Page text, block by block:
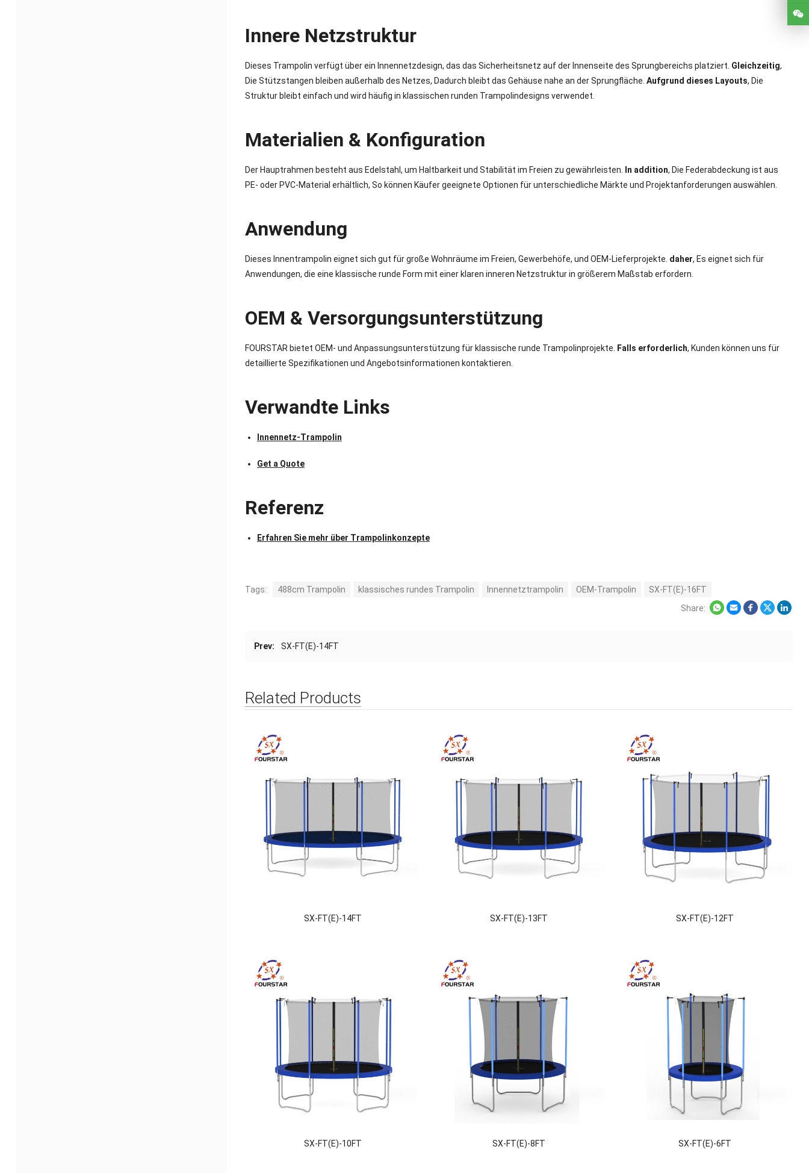
Innere Netzstruktur
Dieses Trampolin verfügt über ein Innennetzdesign, das das Sicherheitsnetz auf der Innenseite des Sprungbereichs platziert. Gleichzeitig,
Die Stützstangen bleiben außerhalb des Netzes, Dadurch bleibt das Gehäuse nahe an der Sprungfläche. Aufgrund dieses Layouts, Die
Struktur bleibt einfach und wird häufig in klassischen runden Trampolindesigns verwendet.
Materialien & Konfiguration
Der Hauptrahmen besteht aus Edelstahl, um Haltbarkeit und Stabilität im Freien zu gewährleisten. In addition, Die Federabdeckung ist aus
PE- oder PVC-Material erhältlich, So können Käufer geeignete Optionen für unterschiedliche Märkte und Projektanforderungen auswählen.
Anwendung
Dieses Innentrampolin eignet sich gut für große Wohnräume im Freien, Gewerbehöfe, und OEM-Lieferprojekte. daher, Es eignet sich für
Anwendungen, die eine klassische runde Form mit einer klaren inneren Netzstruktur in größerem Maßstab erfordern.
OEM & Versorgungsunterstützung
FOURSTAR bietet OEM- und Anpassungsunterstützung für klassische runde Trampolinprojekte. Falls erforderlich, Kunden können uns für
detaillierte Spezifikationen und Angebotsinformationen kontaktieren.
Verwandte Links
Innennetz-Trampolin
Get a Quote
Referenz
Erfahren Sie mehr über Trampolinkonzepte
Tags: 488cm Trampolin klassisches rundes Trampolin Innennetztrampolin OEM-Trampolin
SX-FT(E)-16FT
Share:
Prev: SX-FT(E)-14FT
Related Products
SX-FT(E)-14FT SX-FT(E)-13FT SX-FT(E)-12FT
SX-FT(E)-10FT SX-FT(E)-8FT SX-FT(E)-6FT